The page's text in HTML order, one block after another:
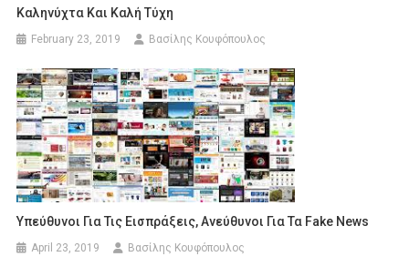
Καληνύχτα Και Καλή Τύχη
February 23, 2019 Βασίλης Κουφόπουλος
Υπεύθυνοι Για Τις Εισπράξεις, Ανεύθυνοι Για Τα Fake News
April 23, 2019 Βασίλης Κουφόπουλος